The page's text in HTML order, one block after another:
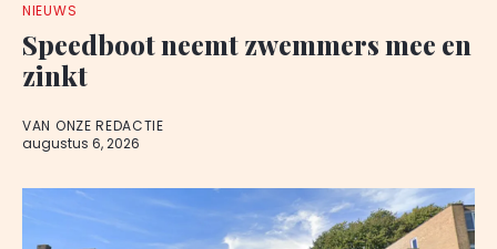
NIEUWS
Speedboot neemt zwemmers mee en
zinkt
VAN ONZE REDACTIE
augustus 6, 2026